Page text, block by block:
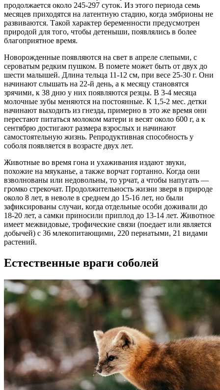
продолжается около 245-297 суток. Из этого периода семь
месяцев приходятся на латентную стадию, когда эмбрионы не
развиваются. Такой характер беременности предусмотрен
природой для того, чтобы детеныши, появлялись в более
благоприятное время.
Новорожденные появляются на свет в апреле слепыми, с
сероватым редким пушком. В помете может быть от двух до
шести малышей. Длина тельца 11-12 см, при весе 25-30 г. Они
начинают слышать на 22-й день, а к месяцу становятся
зрячими, к 38 дню у них появляются резцы. В 3-4 месяца
молочные зубы меняются на постоянные. К 1,5-2 мес. детки
начинают выходить из гнезда, примерно в это же время они
перестают питаться молоком матери и весят около 600 г, а к
сентябрю достигают размера взрослых и начинают
самостоятельную жизнь. Репродуктивная способность у
соболя появляется в возрасте двух лет.
Животные во время гона и ухаживания издают звуки,
похожие на мяуканье, а также ворчат гортанно. Когда они
взволнованы или недовольны, то урчат, а чтобы напугать —
громко стрекочат. Продолжительность жизни зверя в природе
около 8 лет, в неволе в среднем до 15-16 лет, но были
зафиксированы случаи, когда отдельные особи доживали до
18-20 лет, а самки приносили приплод до 13-14 лет. Животное
имеет межвидовые, трофические связи (поедает или является
добычей) с 36 млекопитающими, 220 пернатыми, 21 видами
растений.
Естественные враги соболей